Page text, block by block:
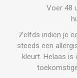
Voer 48
Zelfds indien je
steeds een
kleurt. Helaas is